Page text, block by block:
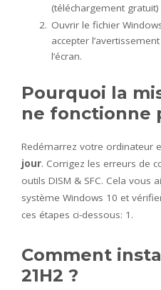
(téléchargement
Ouvrir le fichier
accepter
l’écran.
Pourquoi la
ne fonctionne
Redémarrez votre ordinateur
jour. Corrigez les erreurs de
outils DISM & SFC. Cela vous
système Windows 10 et
ces étapes ci-dessous: 1.
Comment
21H2 ?